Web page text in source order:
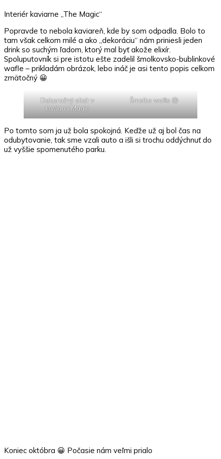
Interiér kaviarne „The Magic“
Popravde to nebola kaviareň, kde by som odpadla. Bolo to
tam však celkom milé a ako „dekoráciu“ nám priniesli jeden
drink so suchým ľadom, ktorý mal byť akože elixír.
Spoluputovník si pre istotu ešte zadelil šmolkovsko-bublinkové
wafle – prikladám obrázok, lebo ináč je asi tento popis celkom
zmätočný 😀
Dekoračný elixír v
kaviarni Magic
Šmolko wafle 😀
Po tomto som ja už bola spokojná. Keďže už aj bol čas na
odubytovanie, tak sme vzali auto a išli si trochu oddýchnuť do
už vyššie spomenutého parku.
Koniec októbra 😀 Počasie nám veľmi prialo